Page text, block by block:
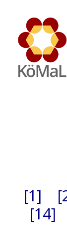
[1]
[14]